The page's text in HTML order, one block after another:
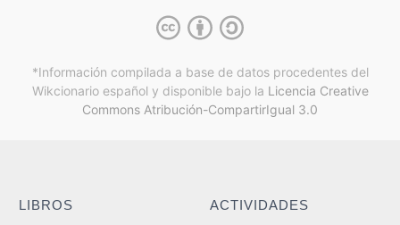
*Información compilada a base de datos procedentes del
Wikcionario español y disponible bajo la Licencia Creative
Commons Atribución-CompartirIgual 3.0
LIBROS ACTIVIDADES